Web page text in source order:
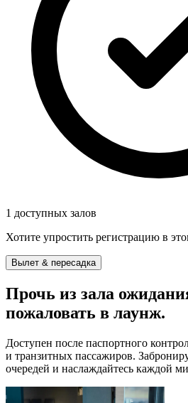
1 доступных залов
Хотите упростить регистрацию в
Вылет & пересадка
Прочь из зала
пожаловать в лаунж.
Доступен после паспортного
и транзитных пассажиров.
очередей и наслаждайтесь каждой